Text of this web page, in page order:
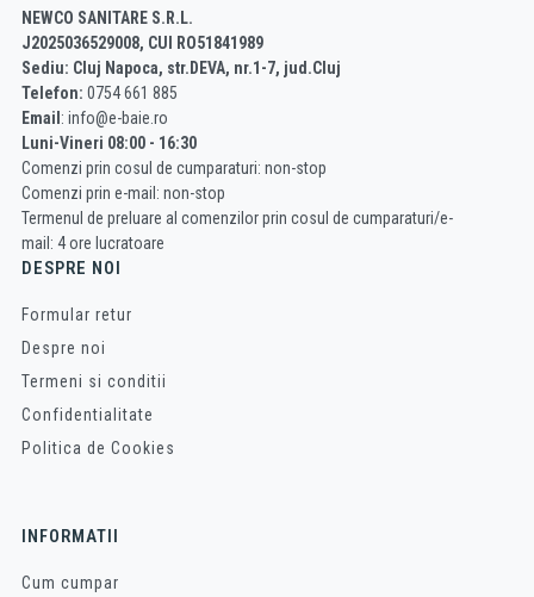
NEWCO SANITARE S.R.L.
J2025036529008, CUI RO51841989
Sediu: Cluj Napoca, str.DEVA, nr.1-7, jud.Cluj
Telefon: 0754 661 885
Email : info@e-baie.ro
Luni-Vineri 08:00 - 16:30
Comenzi prin cosul de cumparaturi: non-stop
Comenzi prin e-mail: non-stop
Termenul de preluare al comenzilor prin cosul de cumparaturi/e-
mail: 4 ore lucratoare
DESPRE NOI
Formular retur
Despre noi
Termeni si conditii
Confidentialitate
Politica de Cookies
INFORMATII
Cum cumpar